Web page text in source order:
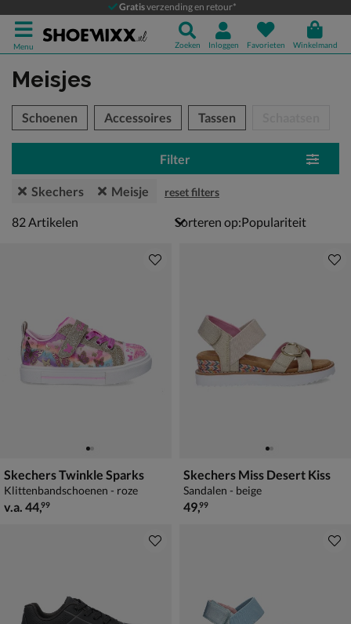
Gratisverzending en retour*
Menu Zoeken Inloggen Favorieten Winkelmand
Meisjes
over
Schoenen Accessoires Tassen
Filter
Skechers Meisje reset filters
82 artikelen
82Artikelen Sorteren op:
Skechers Twinkle Sparks
Klittenbandschoenen - roze
vanaf € 44,99
v.a. 44,99
Skechers Miss Desert Kiss
Sandalen - beige
€ 49,99
49,99